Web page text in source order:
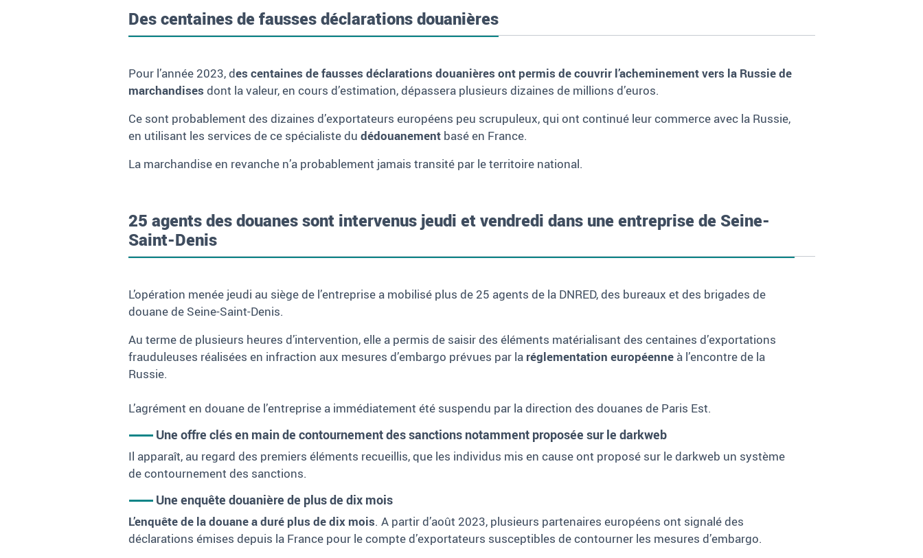
Des centaines de fausses déclarations douanières
Pour l’année 2023, des centaines de fausses déclarations douanières ont permis de couvrir l’acheminement vers la Russie de
marchandises dont la valeur, en cours d’estimation, dépassera plusieurs dizaines de millions d’euros.
Ce sont probablement des dizaines d’exportateurs européens peu scrupuleux, qui ont continué leur commerce avec la Russie,
en utilisant les services de ce spécialiste du dédouanement basé en France.
La marchandise en revanche n’a probablement jamais transité par le territoire national.
25 agents des douanes sont intervenus jeudi et vendredi dans une entreprise de Seine-
Saint-Denis
L’opération menée jeudi au siège de l’entreprise a mobilisé plus de 25 agents de la DNRED, des bureaux et des brigades de
douane de Seine-Saint-Denis.
Au terme de plusieurs heures d’intervention, elle a permis de saisir des éléments matérialisant des centaines d’exportations
frauduleuses réalisées en infraction aux mesures d’embargo prévues par la réglementation européenne à l’encontre de la
Russie.
L’agrément en douane de l’entreprise a immédiatement été suspendu par la direction des douanes de Paris Est.
Une offre clés en main de contournement des sanctions notamment proposée sur le darkweb
Il apparaît, au regard des premiers éléments recueillis, que les individus mis en cause ont proposé sur le darkweb un système
de contournement des sanctions.
Une enquête douanière de plus de dix mois
L’enquête de la douane a duré plus de dix mois. A partir d’août 2023, plusieurs partenaires européens ont signalé des
déclarations émises depuis la France pour le compte d’exportateurs susceptibles de contourner les mesures d’embargo.